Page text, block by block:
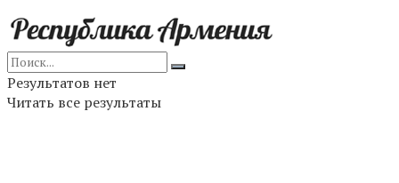
Результатов нет
Читать все результаты